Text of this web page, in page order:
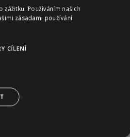
si
Používáním našich
zásadami používání
CÍLENÍ